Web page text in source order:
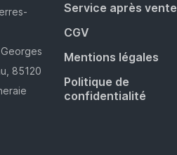
85120
Service après vente
CGV
Mentions légales
Politique de
confidentialité